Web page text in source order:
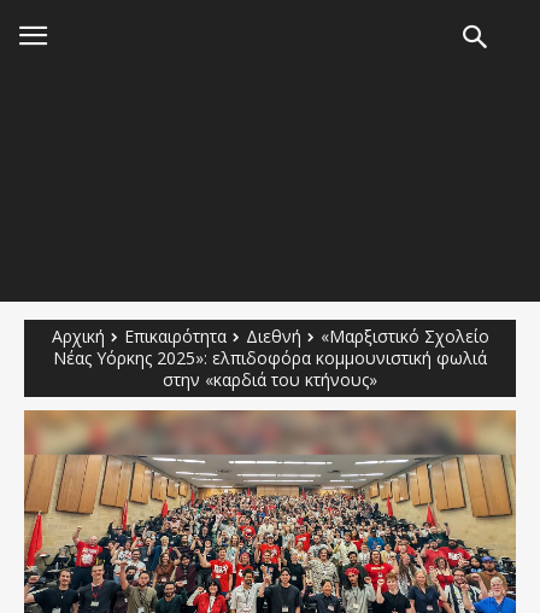
Αρχική Επικαιρότητα Διεθνή
«Μαρξιστικό Σχολείο
Νέας Υόρκης 2025»: ελπιδοφόρα κομμουνιστική φωλιά
στην «καρδιά του κτήνους»